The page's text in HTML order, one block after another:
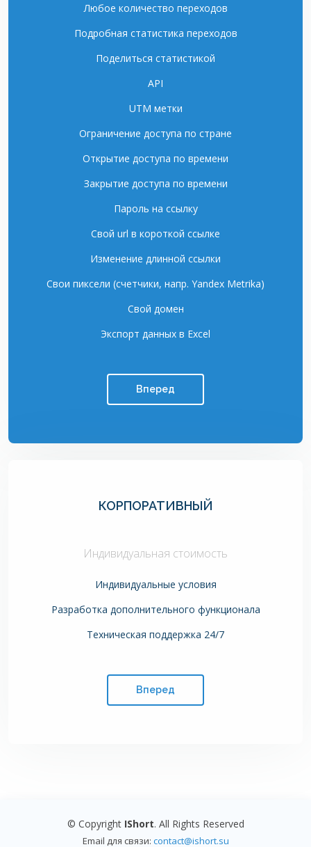
Любое количество переходов
Подробная статистика переходов
Поделиться статистикой
API
UTM метки
Ограничение доступа по стране
Открытие доступа по времени
Закрытие доступа по времени
Пароль на ссылку
Свой url в короткой ссылке
Изменение длинной ссылки
Свои пиксели (счетчики, напр. Yandex Metrika)
Свой домен
Экспорт данных в Excel
Вперед
КОРПОРАТИВНЫЙ
Индивидуальная стоимость
Индивидуальные условия
Разработка дополнительного функционала
Техническая поддержка 24/7
Вперед
© Copyright IShort. All Rights Reserved
Email для связи: contact@ishort.su